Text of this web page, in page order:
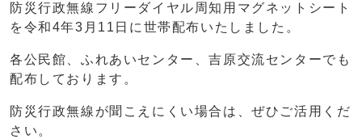
防災行政無線フリーダイヤル周知用マグネットシート
を令和4年3月11日に世帯配布いたしました。
各公民館、ふれあいセンター、吉原交流センターでも
配布しております。
防災行政無線が聞こえにくい場合は、ぜひご活用くだ
さい。